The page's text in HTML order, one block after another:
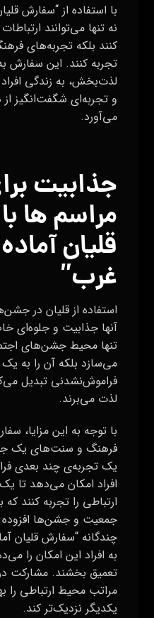
با استفاده از “سفارش
نه تنها می‌توانند
کنند بلکه تجربه‌های
تجربه کنند. این سفارش
لذت‌بخش، به زندگی
و تجربه‌ای شگفت‌انگیز از
می‌آورد.
جذابیت
مراسم ها
قلیان
غرب”
استفاده از قلیان در
آنها جذابیت و جلوه‌ای
تنها محیط جشن‌های
می‌سازد بلکه آن را به
فراموش‌نشدنی تبدیل
لذت می‌برند.
با توجه به این مزایا،
فرهنگ و سنت‌های یک
یک تجربه‌ی چند بعدی
افراد امکان می‌دهد تا
ارتباطی را تجربه کنند
جمعیت و جشن‌ها افزوده
چندگانه “سفارش قلیان
به افراد این امکان را
تعمیق بخشند. مشارکت
مراتب محیط ارتباطی را
یکدیگر نزدیک‌تر کند.